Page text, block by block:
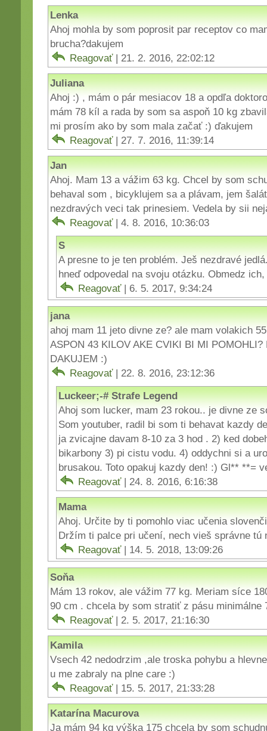
Lenka
Ahoj mohla by som poprosit par receptov co
brucha?dakujem
Reagovať | 21. 2. 2016, 22:02:12
Juliana
Ahoj :) , mám o pár mesiacov 18 a opdľa
mám 78 kíl a rada by som sa aspoň 10 kg
mi prosím ako by som mala začať :) ďakujem
Reagovať | 27. 7. 2016, 11:39:14
Jan
Ahoj. Mam 13 a vážim 63 kg. Chcel by som
behaval som , bicyklujem sa a plávam, jem
nezdravých veci tak prinesiem. Vedela by sii
Reagovať | 4. 8. 2016, 10:36:03
S
A presne to je ten problém. Ješ nezdravé
hneď odpovedal na svoju otázku. Obmedz
Reagovať | 6. 5. 2017, 9:34:24
jana
ahoj mam 11 jeto divne ze? ale mam volakich
ASPON 43 KILOV AKE CVIKI BI MI
DAKUJEM :)
Reagovať | 22. 8. 2016, 23:12:36
Luckeer;-# Strafe Legend
Ahoj som lucker, mam 23 rokou.. je divne ze
Som youtuber, radil bi som ti behavat kazdy
ja zvicajne davam 8-10 za 3 hod . 2) ked
bikarbony 3) pi cistu vodu. 4) oddychni si a
brusakou. Toto opakuj kazdy den! :) Gl** **=
Reagovať | 24. 8. 2016, 6:16:38
Mama
Ahoj. Určite by ti pomohlo viac učenia
Držím ti palce pri učení, nech vieš správne tú
Reagovať | 14. 5. 2018, 13:09:26
Soňa
Mám 13 rokov, ale vážim 77 kg. Meriam síce
90 cm . chcela by som stratiť z pásu minimálne
Reagovať | 2. 5. 2017, 21:16:30
Kamila
Vsech 42 nedodrzim ,ale troska pohybu a
u me zabraly na plne care :)
Reagovať | 15. 5. 2017, 21:33:28
Katarína Macurova
Ja mám 94 kg výška 175 chcela by som